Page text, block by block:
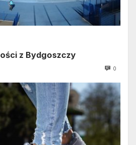
z Bydgoszczy
0